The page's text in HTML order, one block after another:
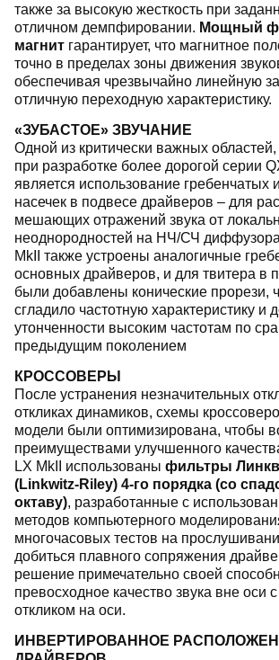
также за высокую жесткость при
отличном демпфировании. Мощный
магнит гарантирует, что магнитное
точно в пределах зоны движения
обеспечивая чрезвычайно линейную
отличную переходную характеристику.
«ЗУБАСТОЕ» ЗВУЧАНИЕ
Одной из критически важных
при разработке более дорогой серии
является использование гребенчатых
насечек в подвесе драйверов – для
мешающих отражений звука от
неоднородностей на НЧ/СЧ
MkII также устроены аналогичные
основных драйверов, и для твитера в
были добавлены конические прорези,
сгладило частотную характеристику и
утонченности высоким частотам по
предыдущим поколением
КРОССОВЕРЫ
После устранения незначительных
откликах динамиков, схемы
модели были оптимизирована, чтобы
преимуществами улучшенного
LX MkII использованы фильтры
(Linkwitz-Riley) 4-го порядка (со
октаву), разработанные с
методов компьютерного
многочасовых тестов на
добиться плавного сопряжения
решение примечательно своей
превосходное качество звука вне оси
откликом на оси.
ИНВЕРТИРОВАННОЕ